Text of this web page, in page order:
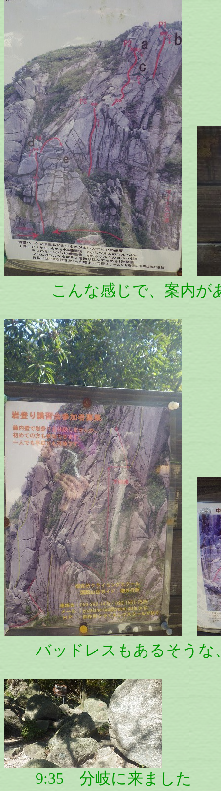
こんな感じで、案内が
バッドレスもあるそうな
9:35 分岐に来ました